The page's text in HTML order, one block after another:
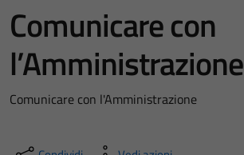
Comunicare con
l’Amministrazione
Comunicare con l'Amministrazione